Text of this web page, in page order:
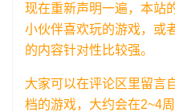
现在重新声明一遍，本站
小伙伴喜欢玩的游戏，或
的内容针对性比较强。
大家可以在评论区里留言
档的游戏，大约会在2~4